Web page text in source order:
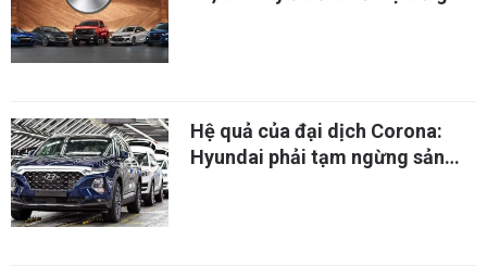
Hệ quả của đại dịch Corona:
Hyundai phải tạm ngừng sản